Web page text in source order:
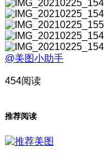
@美图小助手
454阅读
推荐阅读